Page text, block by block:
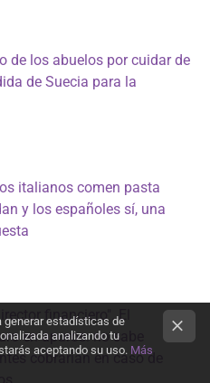
de los abuelos por cuidar de
de Suecia para la
italianos comen pasta
y los españoles sí, una
financiero". El
en apuros: no sabe
cobrarían en caso de
generar estadísticas de
analizando tu
aceptando su uso. Más